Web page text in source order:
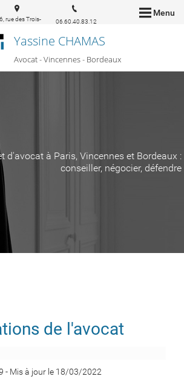
Menu
Yassine CHAMAS
Avocat - Vincennes - Bordeaux
rue des Trois-
Bordeaux
06.60.40.83.12
d'avocat à Paris, Vincennes et Bordeaux :
conseiller, négocier, défendre
de l'avocat
- Mis à jour le 18/03/2022